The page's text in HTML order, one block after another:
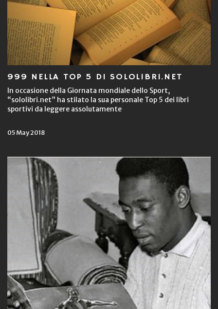
999 NELLA TOP 5 DI SOLOLIBRI.NET
In occasione della Giornata mondiale dello Sport,
“sololibri.net” ha stilato la sua personale Top 5 dei libri
sportivi da leggere assolutamente
05 May 2018